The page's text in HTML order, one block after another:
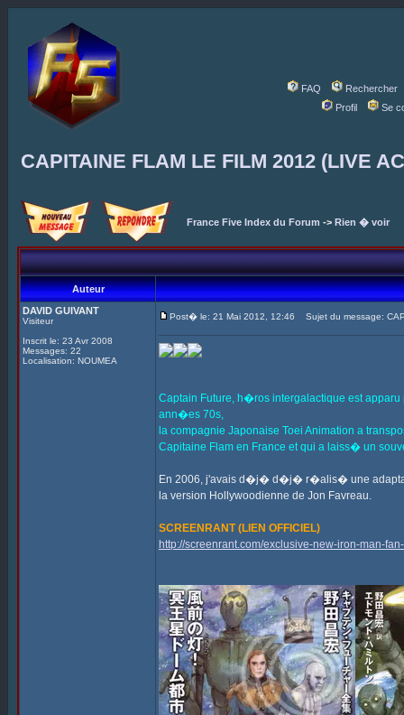
FAQ
Rechercher
Profil
Se
CAPITAINE FLAM LE FILM 2012 (LIVE
France Five Index du Forum -> Rien � voir
Auteur
DAVID GUIVANT
Visiteur
Inscrit le: 23 Avr 2008
Messages: 22
Localisation: NOUMEA
Post� le: 21 Mai 2012, 12:46 Sujet du message:
Captain Future, h�ros intergalactique est
ann�es 70s,
la compagnie Japonaise Toei Animation a
Capitaine Flam en France et qui a laiss� un
En 2006, j'avais d�j� d�j� r�alis� une
la version Hollywoodienne de Jon Favreau.
SCREENRANT (LIEN OFFICIEL)
http://screenrant.com/exclusive-new-iron-man-